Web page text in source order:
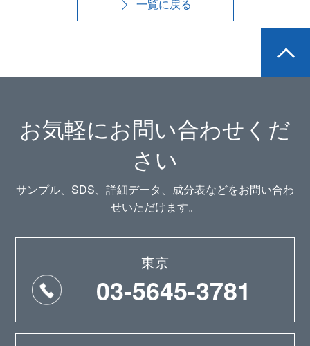
一覧に戻る
お気軽にお問い合わせくだ
さい
サンプル、SDS、詳細データ、成分表などをお問い合わ
せいただけます。
東京
03-5645-3781